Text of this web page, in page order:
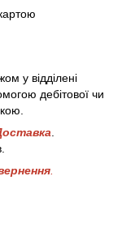
у відділені
дебітової чи